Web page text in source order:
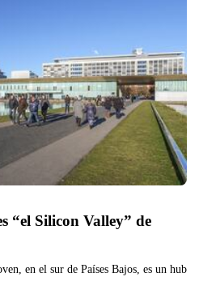
“el Silicon Valley” de
en el sur de Países Bajos, es un hub